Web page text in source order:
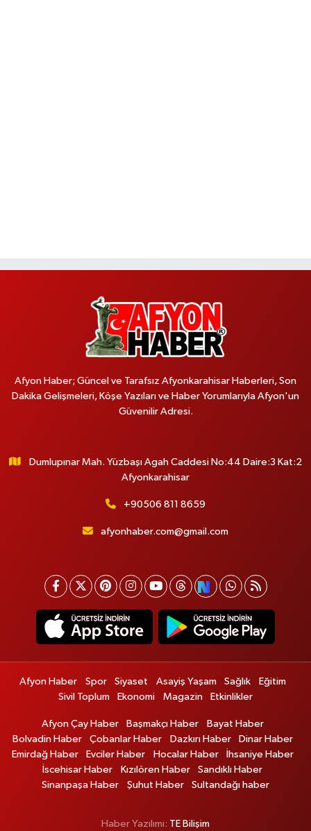
Afyon Haber; Güncel ve Tarafsız Afyonkarahisar Haberleri, Son
Dakika Gelişmeleri, Köşe Yazıları ve Haber Yorumlarıyla Afyon'un
Güvenilir Adresi.
Dumlupınar Mah. Yüzbaşı Agah Caddesi No:44 Daire:3 Kat:2
Afyonkarahisar
+90506 811 8659
afyonhaber.com@gmail.com
Afyon Haber Spor Siyaset Asayiş Yaşam Sağlık
Eğitim
Sivil Toplum
Ekonomi Magazin Etkinlikler
Afyon Çay Haber Başmakçı Haber
Bayat Haber
Bolvadin Haber
Çobanlar Haber Dazkırı Haber
Dinar Haber
Emirdağ Haber
Evciler Haber Hocalar Haber
İhsaniye Haber
İscehisar Haber
Kızılören Haber
Sandıklı Haber
Sinanpaşa Haber
Şuhut Haber Sultandağı haber
Haber Yazılımı: TE Bilişim